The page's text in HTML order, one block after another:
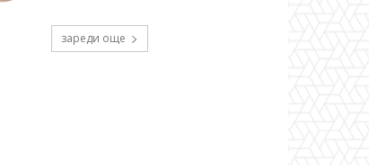
зареди още